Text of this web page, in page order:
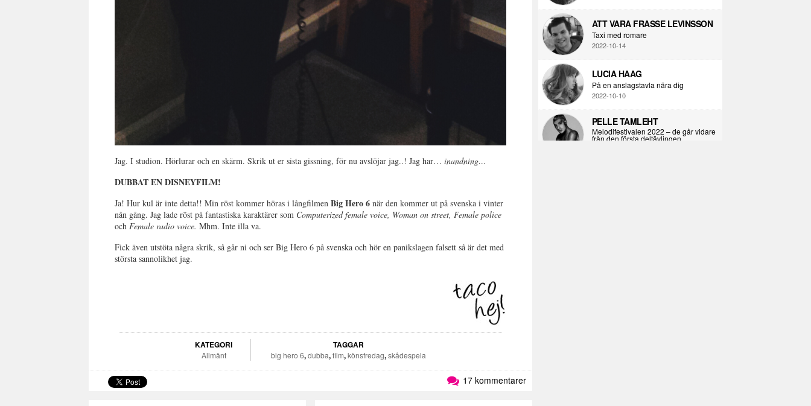
Jag. I studion. Hörlurar och en skärm. Skrik ut er sista gissning, för nu avslöjar jag..! Jag har…inandning…
DUBBAT EN DISNEYFILM!
Ja! Hur kul är inte detta!! Min röst kommer höras i långfilmenBig Hero 6 när den kommer ut på svenska i vinter
nån gång. Jag lade röst på fantastiska karaktärer som Computerized female voice, Woman on street, Female police
och Female radio voice.Mhm. Inte illa va.
Fick även utstöta några skrik, så går ni och ser Big Hero 6 på svenska och hör en panikslagen falsett så är det med
största sannolikhet jag.
KATEGORI
Allmänt
TAGGAR
big hero 6,dubba,film,könsfredag,skådespela
17 kommentarer
ATT VARA FRASSE LEVINSSON
Taxi med romare
2022-10-14
LUCIA HAAG
På en anslagstavla nära dig
2022-10-10
PELLE TAMLEHT
Melodifestivalen 2022 – de går vidare
från den första deltävlingen